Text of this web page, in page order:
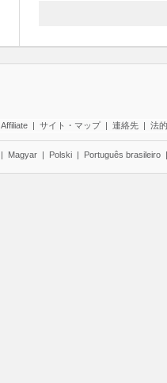
Affiliate | サイト・マップ | 連絡先 | 法
| Magyar | Polski | Português brasileiro